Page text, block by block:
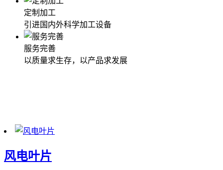
定制加工
引进国内外科学加工设备
服务完善
以质量求生存，以产品求发展
风电叶片